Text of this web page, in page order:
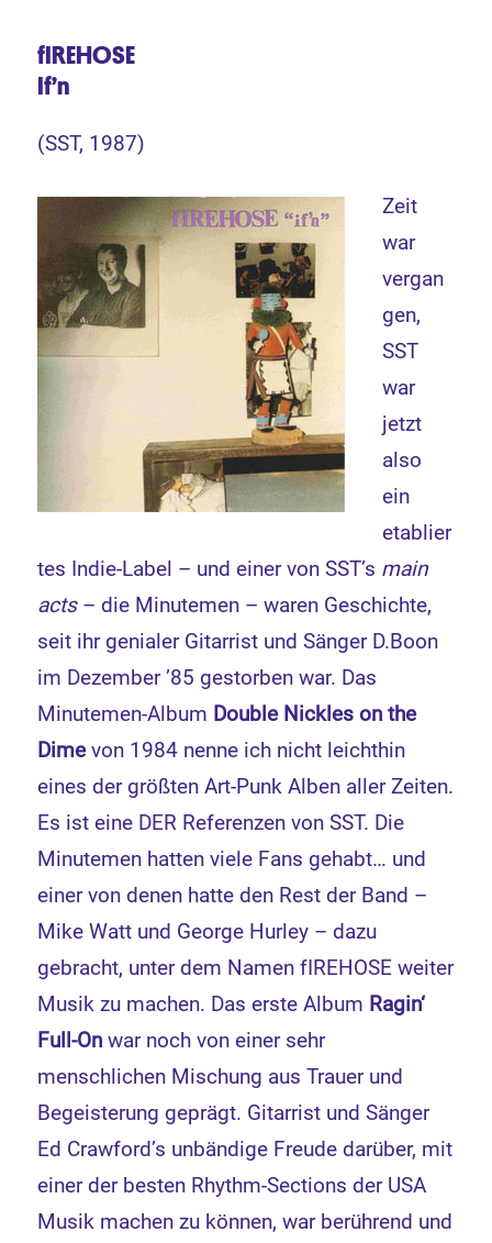
fIREHOSE
If’n
(SST, 1987)
Zeit
war
vergan
gen,
SST
war
jetzt
also
ein
etablier
tes Indie-Label – und einer von SST’s main
acts– die Minutemen – waren Geschichte,
seit ihr genialer Gitarrist und Sänger D.Boon
im Dezember ’85 gestorben war. Das
Minutemen-Album Double Nickles on the
Dimevon 1984 nenne ich nicht leichthin
eines der größten Art-Punk Alben aller Zeiten.
Es ist eine DER Referenzen von SST. Die
Minutemen hatten viele Fans gehabt… und
einer von denen hatte den Rest der Band –
Mike Watt und George Hurley – dazu
gebracht, unter dem Namen fIREHOSE weiter
Musik zu machen. Das erste Album Ragin‘
Full-On war noch von einer sehr
menschlichen Mischung aus Trauer und
Begeisterung geprägt. Gitarrist und Sänger
Ed Crawford’s unbändige Freude darüber, mit
einer der besten Rhythm-Sections der USA
Musik machen zu können, war berührend und